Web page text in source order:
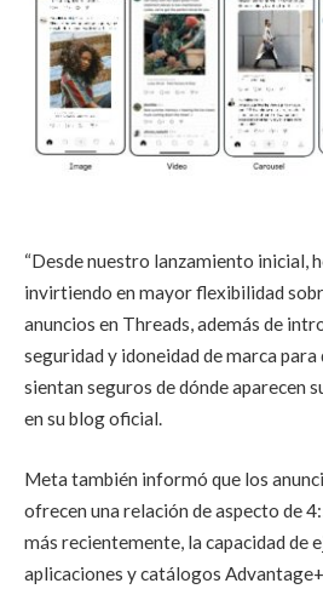
“Desde nuestro lanzamiento inicial,
invirtiendo en mayor flexibilidad
anuncios en Threads, además de
seguridad y idoneidad de marca para
sientan seguros de dónde aparecen
en su blog oficial.
Meta también informó que los
ofrecen una relación de aspecto de
más recientemente, la capacidad de
aplicaciones y catálogos